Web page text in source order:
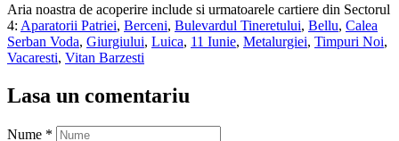
Aria noastra de acoperire include si urmatoarele cartiere din Sectorul
4: Aparatorii Patriei, Berceni, Bulevardul Tineretului, Bellu, Calea
Serban Voda, Giurgiului, Luica, 11 Iunie, Metalurgiei, Timpuri Noi,
Vacaresti, Vitan Barzesti
Lasa un comentariu
Nume *